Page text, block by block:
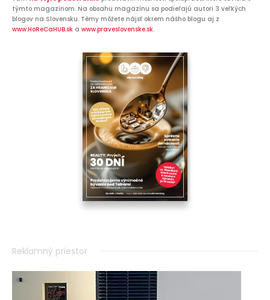
týmto magazínom. Na obsahu magazínu sa podieľajú autori 3 veľkých
blogov na Slovensku. Témy môžete nájsť okrem nášho blogu aj z
www.HoReCaHUB.sk a www.praveslovenske.sk.
Reklamný priestor